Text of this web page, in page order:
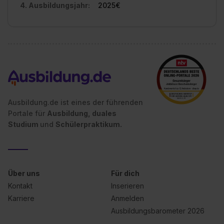
Impressum.
4. Ausbildungsjahr:
2025€
Ausbildung.de ist eines der führenden
Portale für Ausbildung, duales
Studium und Schülerpraktikum.
Über uns
Kontakt
Karriere
Für dich
Inserieren
Anmelden
Ausbildungsbarometer 2026